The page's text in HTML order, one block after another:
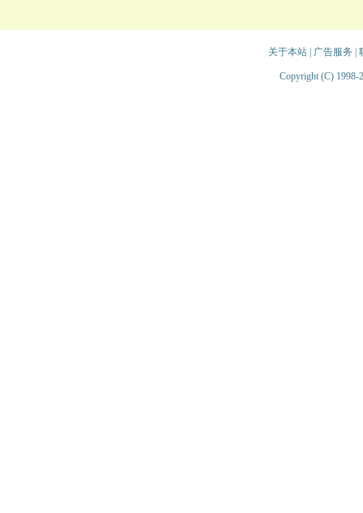
关于本站| 广告服务
Copyright (C) 1998-